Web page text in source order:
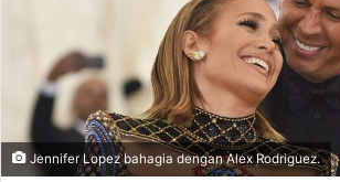
Jennifer Lopez bahagia dengan Alex Rodriguez.